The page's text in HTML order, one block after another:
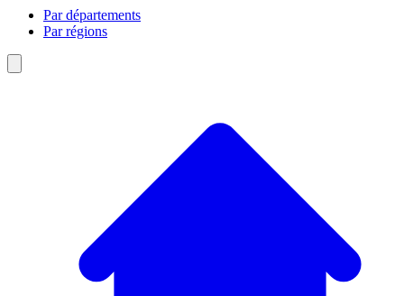
Par départements
Par régions